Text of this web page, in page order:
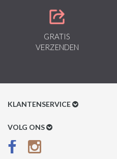
GRATIS
VERZENDEN
KLANTENSERVICE
Klantenservice
Betaalmethoden
VOLG ONS